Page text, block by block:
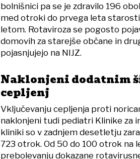
bolnišnici pa se je zdravilo 196
med otroki do prvega leta
letom. Rotaviroza se pogosto
domovih za starejše občane in
pojasnjujejo na NIJZ.
Naklonjeni dodatnim
cepljenj
Vključevanju cepljenja proti
naklonjeni tudi pediatri Klinike za
kliniki so v zadnjem desetletju
723 otrok. Od 50 do 100 otrok na
prebolevanju dokazane